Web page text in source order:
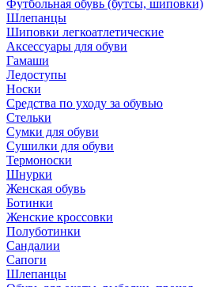
Футбольная обувь (бутсы, шиповки)
Шлепанцы
Шиповки легкоатлетические
Аксессуары для обуви
Гамаши
Ледоступы
Носки
Средства по уходу за обувью
Стельки
Сумки для обуви
Сушилки для обуви
Термоноски
Шнурки
Женская обувь
Ботинки
Женские кроссовки
Полуботинки
Сандалии
Сапоги
Шлепанцы